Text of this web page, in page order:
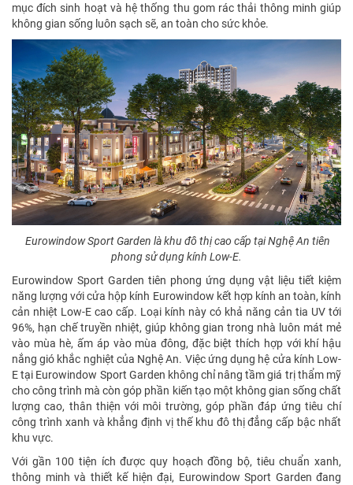
mục đích sinh hoạt và hệ thống thu gom rác thải thông minh giúp
không gian sống luôn sạch sẽ, an toàn cho sức khỏe.
Eurowindow Sport Garden là khu đô thị cao cấp tại Nghệ An tiên
phong sử dụng kính Low-E.
Eurowindow Sport Garden tiên phong ứng dụng vật liệu tiết kiệm
năng lượng với cửa hộp kính Eurowindow kết hợp kính an toàn, kính
cản nhiệt Low-E cao cấp. Loại kính này có khả năng cản tia UV tới
96%, hạn chế truyền nhiệt, giúp không gian trong nhà luôn mát mẻ
vào mùa hè, ấm áp vào mùa đông, đặc biệt thích hợp với khí hậu
nắng gió khắc nghiệt của Nghệ An. Việc ứng dụng hệ cửa kính Low-
E tại Eurowindow Sport Garden không chỉ nâng tầm giá trị thẩm mỹ
cho công trình mà còn góp phần kiến tạo một không gian sống chất
lượng cao, thân thiện với môi trường, góp phần đáp ứng tiêu chí
công trình xanh và khẳng định vị thế khu đô thị đẳng cấp bậc nhất
khu vực.
Với gần 100 tiện ích được quy hoạch đồng bộ, tiêu chuẩn xanh,
thông minh và thiết kế hiện đại, Eurowindow Sport Garden đang